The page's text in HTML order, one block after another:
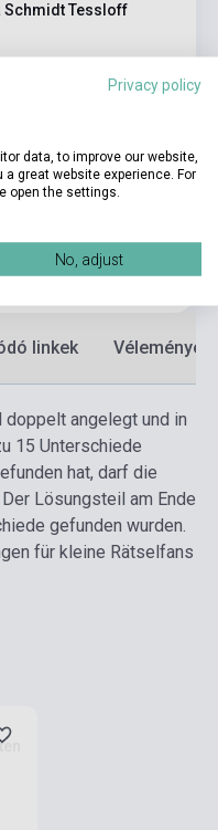
Schmidt Tessloff
VERLAG
linkek Vélemények
angelegt und in
15 Unterschiede
hat, darf die
Lösungsteil am Ende
gefunden wurden.
für kleine Rätselfans
Privacy policy
data, to improve our website,
great website experience. For
open the settings.
No, adjust